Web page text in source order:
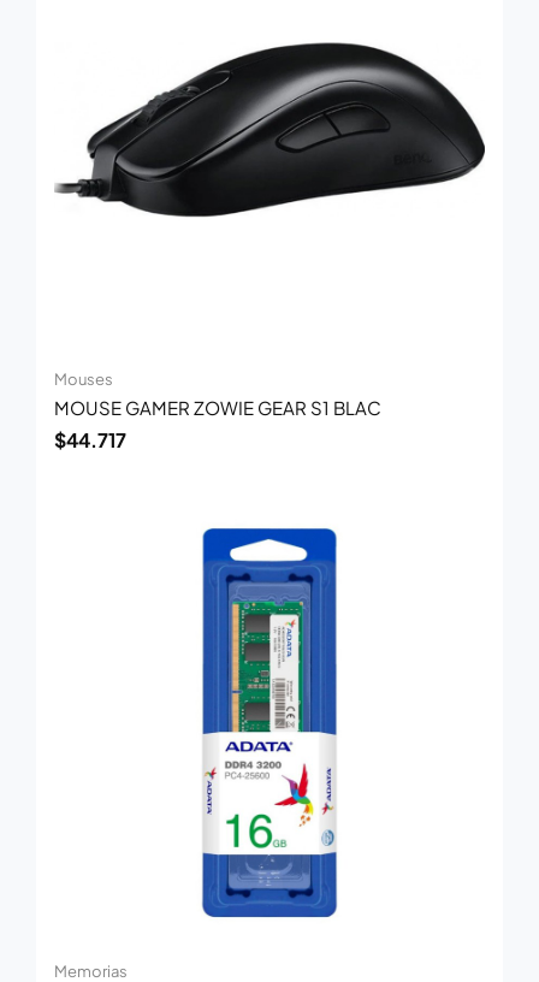
Mouses
MOUSE GAMER ZOWIE GEAR S1 BLAC
$44.717
Memorias